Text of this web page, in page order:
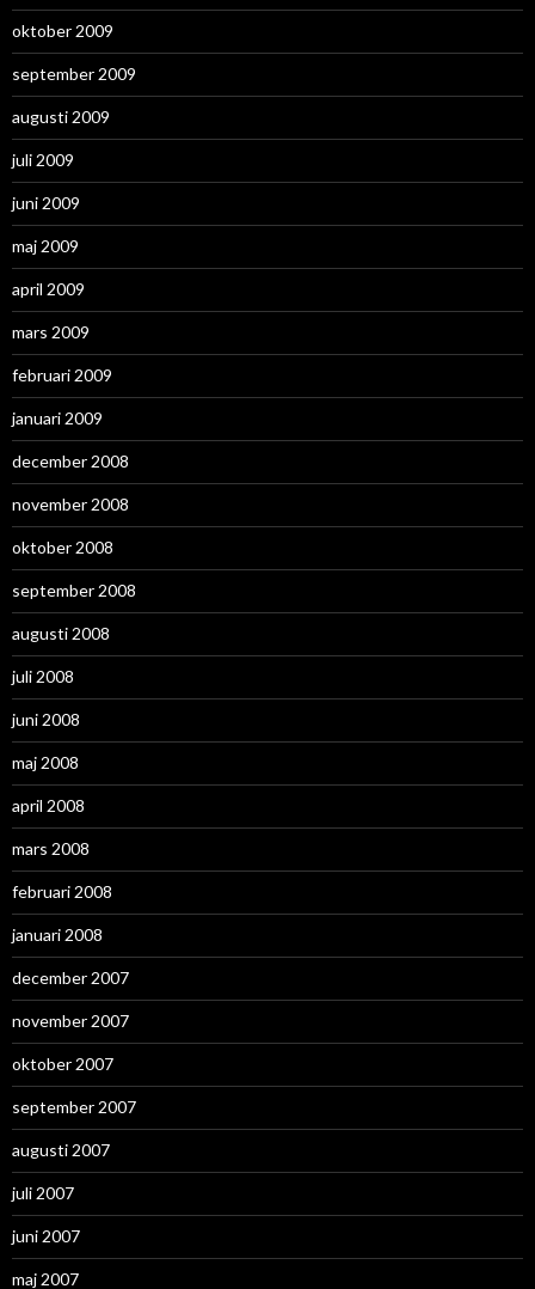
oktober 2009
september 2009
augusti 2009
juli 2009
juni 2009
maj 2009
april 2009
mars 2009
februari 2009
januari 2009
december 2008
november 2008
oktober 2008
september 2008
augusti 2008
juli 2008
juni 2008
maj 2008
april 2008
mars 2008
februari 2008
januari 2008
december 2007
november 2007
oktober 2007
september 2007
augusti 2007
juli 2007
juni 2007
maj 2007